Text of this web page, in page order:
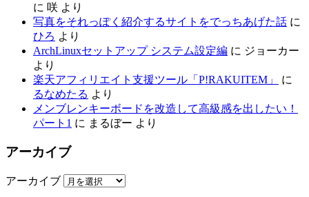
に 咲 より
写真をそれっぽく紹介するサイトをでっちあげた話 に
ひろ より
ArchLinuxセットアップ システム設定編 に ジョーカー
より
楽天アフィリエイト支援ツール「P!RAKUITEM」
に
るなめたる より
メンブレンキーボードを改造して高級感を出したい！
パート1 に まるぼー より
アーカイブ
アーカイブ